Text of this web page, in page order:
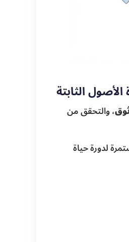
الثابتة
، والتحقق من
لدورة حياة